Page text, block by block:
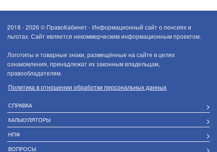
2018 - 2026 © ПравоКабинет - Информационный сайт о пенсиях и
льготах. Сайт является некоммерческим информационным проектом.
Логотипы и товарные знаки, размещённые на сайте в целях
ознакомления, принадлежат их законным владельцам,
правообладателям.
Политика в отношении обработки персональных данных
СПРАВКА
КАЛЬКУЛЯТОРЫ
НПФ
ВОПРОСЫ